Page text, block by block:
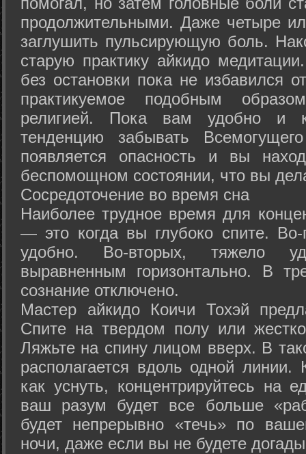
продолжительными. Даже четыре
заглушить пульсирующую боль.
старую практику айкидо
без остановки пока не избавился
практикуемое подобным
религией. Пока вам удобно и
тенденцию забывать
появляется опасность и вы
беспомощном состоянии, что вы
Сосредоточение во время сна
Наиболее трудное время для
— это когда вы глубоко спите.
удобно. Во-вторых, тяжело
выравненным горизонтально. В
сознание отключено.
Мастер айкидо Коичи Тохэй
Спите на твердом полу или
Ляжьте на спину лицом вверх. В
располагается вдоль одной
как уснуть, концентрируйтесь на
ваш разум будет все больше
будет непрерывно «течь» по
ночи, даже если вы не будете